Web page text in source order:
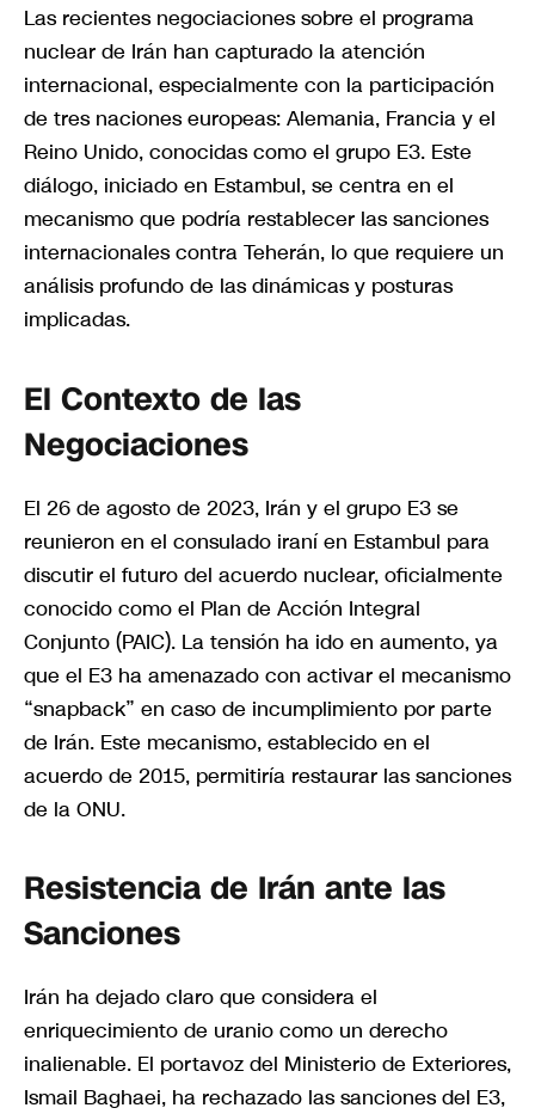
Las recientes negociaciones sobre el programa
nuclear de Irán han capturado la atención
internacional, especialmente con la participación
de tres naciones europeas: Alemania, Francia y el
Reino Unido, conocidas como el grupo E3. Este
diálogo, iniciado en Estambul, se centra en el
mecanismo que podría restablecer las sanciones
internacionales contra Teherán, lo que requiere un
análisis profundo de las dinámicas y posturas
implicadas.
El Contexto de las
Negociaciones
El 26 de agosto de 2023, Irán y el grupo E3 se
reunieron en el consulado iraní en Estambul para
discutir el futuro del acuerdo nuclear, oficialmente
conocido como el Plan de Acción Integral
Conjunto (PAIC). La tensión ha ido en aumento, ya
que el E3 ha amenazado con activar el mecanismo
“snapback” en caso de incumplimiento por parte
de Irán. Este mecanismo, establecido en el
acuerdo de 2015, permitiría restaurar las sanciones
de la ONU.
Resistencia de Irán ante las
Sanciones
Irán ha dejado claro que considera el
enriquecimiento de uranio como un derecho
inalienable. El portavoz del Ministerio de Exteriores,
Ismail Baghaei, ha rechazado las sanciones del E3,